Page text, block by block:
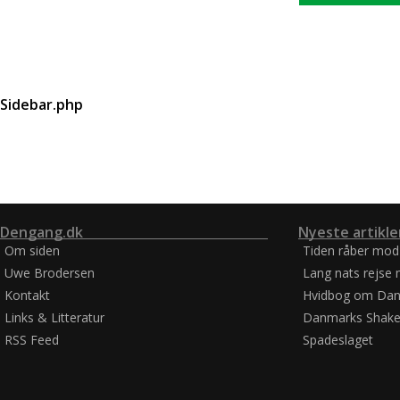
Sidebar.php
Dengang.dk
Om siden
Uwe Brodersen
Kontakt
Links & Litteratur
RSS Feed
Nyeste
Tiden råber
Lang nats rejse
Hvidbog om
Danmarks
Spadeslaget